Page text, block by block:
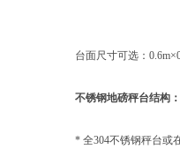
台面尺寸可选：
不锈钢地磅秤台结构：
* 全304不锈钢秤台或